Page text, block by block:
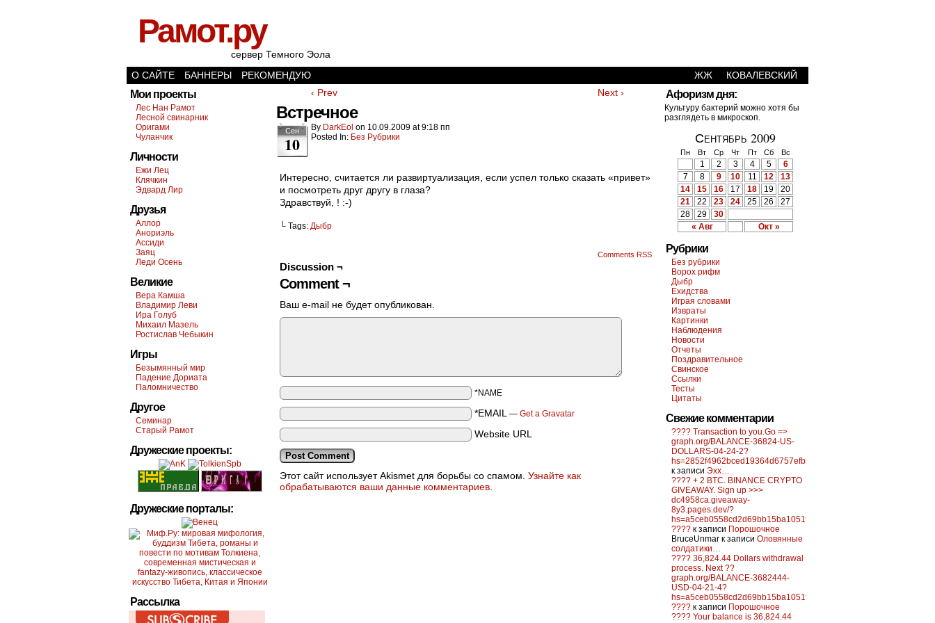
Рамот.ру
сервер Темного Эола
О САЙТЕ
БАННЕРЫ РЕКОМЕНДУЮ ЖЖ КОВАЛЕВСКИЙ
Мои проекты
Лес Нан Рамот
Лесной свинарник
Оригами
Чуланчик
Личности
Ежи Лец
Клячкин
Эдвард Лир
Друзья
Аллор
Анориэль
Ассиди
Заяц
Леди Осень
Великие
Вера Камша
Владимир Леви
Ира Голуб
Михаил Мазель
Ростислав Чебыкин
Игры
Безымянный мир
Падение Дориата
Паломничество
Другое
Семинар
Старый Рамот
Дружеские проекты:
Дружеские порталы:
Рассылка
‹ Prev Next ›
Встречное
Сен
10
By DarkEol on 10.09.2009 at9:18 пп
Posted In: Без Рубрики
Интересно, считается ли развиртуализация, если успел только сказать «привет»
и посмотреть друг другу в глаза?
Здравствуй, ! :-)
└ Tags: Дыбр
Comments RSS
Discussion ¬
Comment ¬
Ваш e-mail не будет опубликован.
*NAME
*EMAIL — Get a Gravatar
Website URL
Этот сайт использует Akismet для борьбы со спамом. Узнайте как
обрабатываются ваши данные комментариев
Афоризм дня:
Культуру бактерий можно хотя бы
разглядеть в микроскоп.
Сентябрь 2009
Пн Вт Ср Чт Пт Сб Вс
« Авг Окт »
1 2 3 4 5
6
7
8 9 10 11 12
13
14
15 16 17 18 19
20
21
22 23 24 25 26
27
28
29 30
Рубрики
Без рубрики
Ворох рифм
Дыбр
Ехидства
Играя словами
Извраты
Картинки
Наблюдения
Новости
Отчеты
Поздравительное
Свинское
Ссылки
Тесты
Цитаты
Свежие комментарии
???? Transaction to you.Go =>
graph.org/BALANCE-36824-US-
DOLLARS-04-24-2?
hs=2852f4962bced19364d6757efb5f6a84&
к записи Эхх…
???? + 2 BTC. BINANCE CRYPTO
GIVEAWAY. Sign up >>>
dc4958ca.giveaway-
8y3.pages.dev/?
hs=a5ceb0558cd2d69bb15ba10519f0d6c2&
???? к записи Порошочное
BruceUnmar к записи Оловянные
солдатики…
???? 36,824.44 Dollars withdrawal
process. Next ??
graph.org/BALANCE-3682444-
USD-04-21-4?
hs=a5ceb0558cd2d69bb15ba10519f0d6c2&
???? к записи Порошочное
???? Your balance is 36,824.44